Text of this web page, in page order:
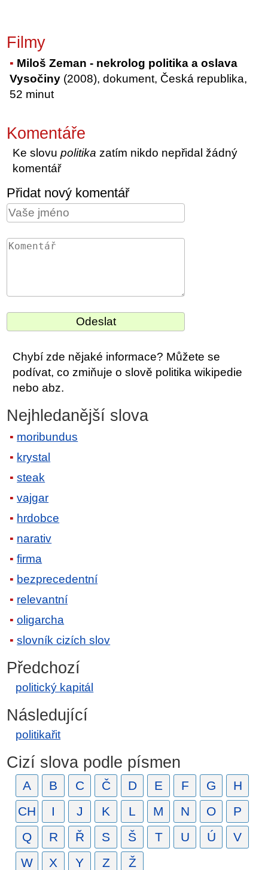
Filmy
Miloš Zeman - nekrolog politika a oslava
Vysočiny (2008), dokument, Česká republika,
52 minut
Komentáře
Ke slovupolitika zatím nikdo nepřidal žádný
komentář
Přidat nový komentář
Chybí zde nějaké informace? Můžete se
podívat, co zmiňuje o slově politika wikipedie
nebo abz.
Nejhledanější slova
moribundus
krystal
steak
vajgar
hrdobce
narativ
firma
bezprecedentní
relevantní
oligarcha
slovník cizích slov
Předchozí
politický kapitál
Následující
politikařit
Cizí slova podle písmen
A B C Č D E F G
H
CH
I J K L M N O
P
Q
R Ř S Š T U Ú
V
W
X Y Z Ž